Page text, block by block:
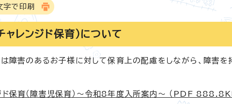
字で印刷
ャレンジド保育）について
障害のあるお子様に対して保育上の配慮をしながら、障害
ド保育（障害児保育）～令和8年度入所案内～ （PDF